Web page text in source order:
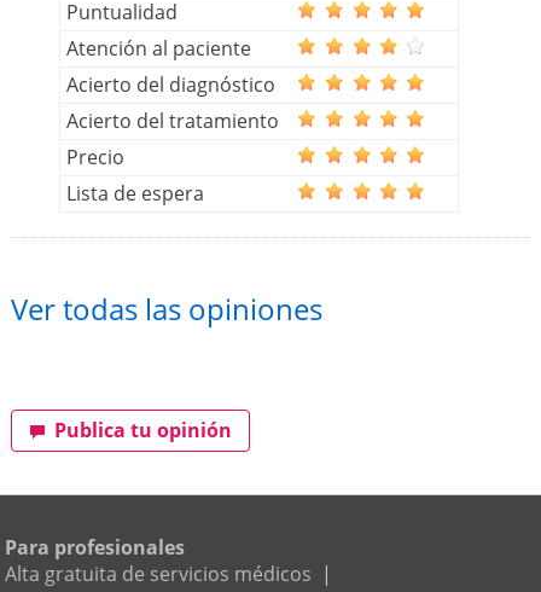
Puntualidad
Atención al paciente
Acierto del diagnóstico
Acierto del tratamiento
Precio
Lista de espera
Ver todas las opiniones
Publica tu opinión
Para profesionales
Alta gratuita de servicios médicos |